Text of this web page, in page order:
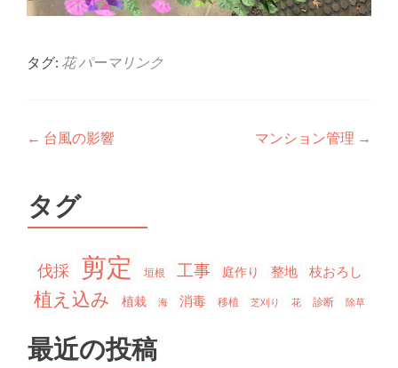
タグ: 花 パーマリンク
投稿ナビゲーション
← 台風の影響 マンション管理 →
タグ
伐採 剪定 垣根 工事 庭作り 整地 枝おろし
植え込み 植栽 海 消毒 移植 芝刈り 花 診断 除草
最近の投稿